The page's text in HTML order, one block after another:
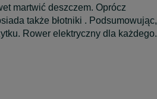
martwić deszczem. Oprócz
także błotniki . Podsumowując,
Rower elektryczny dla każdego.